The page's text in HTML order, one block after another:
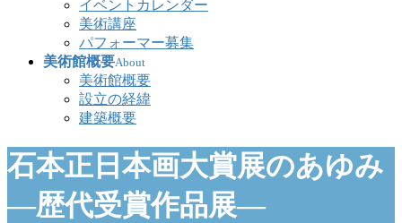
イベントカレンダー
美術講座
パフォーマー募集
美術館概要About
美術館概要
設立の経緯
建築概要
石本正日本画大賞展のあゆみ
―歴代受賞作品展―